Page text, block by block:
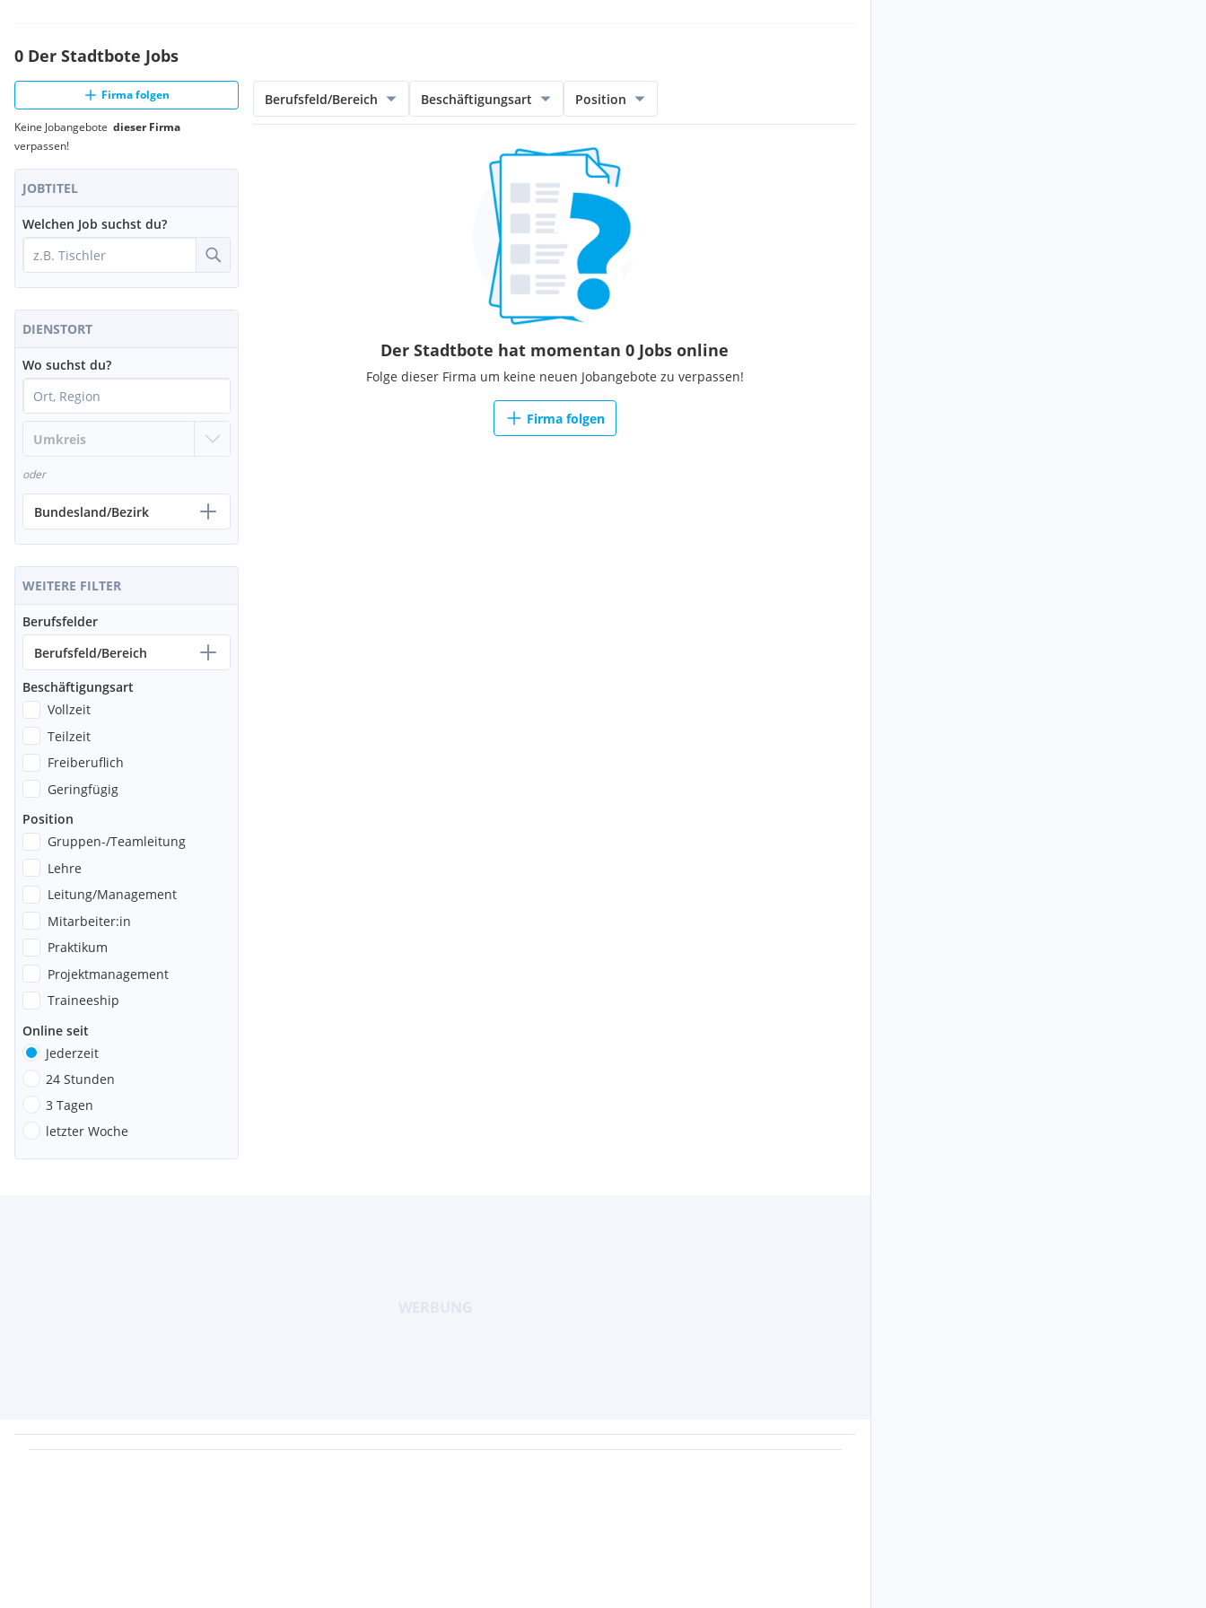
0 Der Stadtbote Jobs
Firma folgen
Keine Jobangebote dieser Firma
verpassen!
JOBTITEL
Welchen Job suchst du?
DIENSTORT
Wo suchst du?
oder
Bundesland/Bezirk
WEITERE FILTER
Berufsfelder
Berufsfeld/Bereich
Beschäftigungsart
Vollzeit
Teilzeit
Freiberuflich
Geringfügig
Position
Gruppen-/Teamleitung
Lehre
Leitung/Management
Mitarbeiter:in
Praktikum
Projektmanagement
Traineeship
Online seit
Jederzeit
24 Stunden
3 Tagen
letzter Woche
Berufsfeld/Bereich Beschäftigungsart Position
Der Stadtbote hat momentan 0 Jobs online
Folge dieser Firma um keine neuen Jobangebote zu verpassen!
Firma folgen